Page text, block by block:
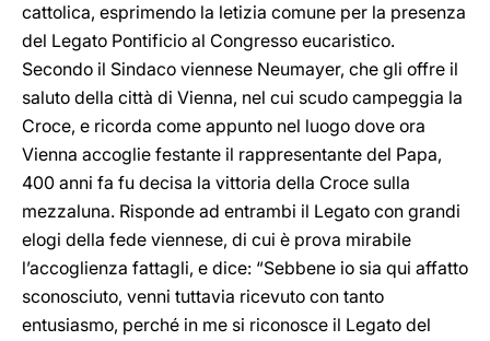
cattolica, esprimendo la letizia comune per la presenza
del Legato Pontificio al Congresso eucaristico.
Secondo il Sindaco viennese Neumayer, che gli offre il
saluto della città di Vienna, nel cui scudo campeggia la
Croce, e ricorda come appunto nel luogo dove ora
Vienna accoglie festante il rappresentante del Papa,
400 anni fa fu decisa la vittoria della Croce sulla
mezzaluna. Risponde ad entrambi il Legato con grandi
elogi della fede viennese, di cui è prova mirabile
l’accoglienza fattagli, e dice: “Sebbene io sia qui affatto
sconosciuto, venni tuttavia ricevuto con tanto
entusiasmo, perché in me si riconosce il Legato del